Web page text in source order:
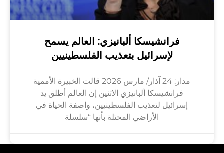
فرانشيسكا ألبانيزي: العالم يسمح
لإسرائيل بتعذيب الفلسطينيين
مدار: 24 آذار/ مارس 2026 قالت الخبيرة الأممية
فرانشيسكا ألبانيزي الاثنين إن العالم أطلق يد
إسرائيل لتعذيب الفلسطينيين، واصفة الحياة في
الأراضي المحتلة بأنها “سلسلة